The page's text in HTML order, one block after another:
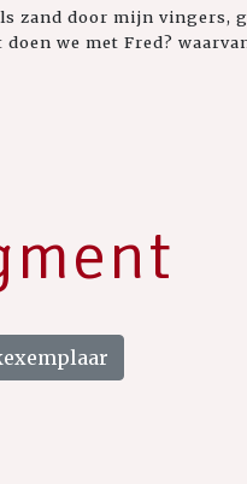
zand door mijn vingers,
we met Fred?